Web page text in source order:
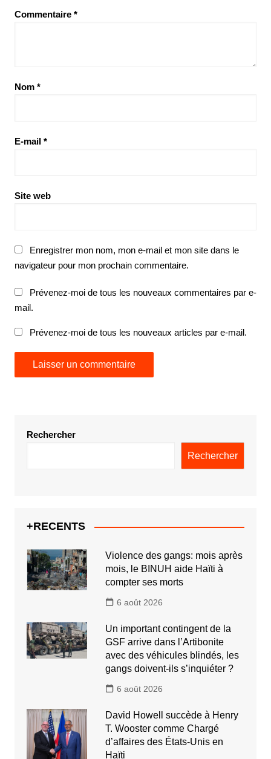
Commentaire *
Nom *
E-mail *
Site web
Enregistrer mon nom, mon e-mail et mon site dans le
navigateur pour mon prochain commentaire.
Prévenez-moi de tous les nouveaux commentaires par e-
mail.
Prévenez-moi de tous les nouveaux articles par e-mail.
Rechercher
Rechercher
+RECENTS
Violence des gangs: mois après
mois, le BINUH aide Haïti à
compter ses morts
6 août 2026
Un important contingent de la
GSF arrive dans l’Artibonite
avec des véhicules blindés, les
gangs doivent-ils s’inquiéter ?
6 août 2026
David Howell succède à Henry
T. Wooster comme Chargé
d’affaires des États-Unis en
Haïti